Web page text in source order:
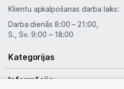
Klientu apkalpošanas darba laiks:
Darba dienās 8:00 – 21:00,
S., Sv. 9:00 – 18:00
Kategorijas
Informācija